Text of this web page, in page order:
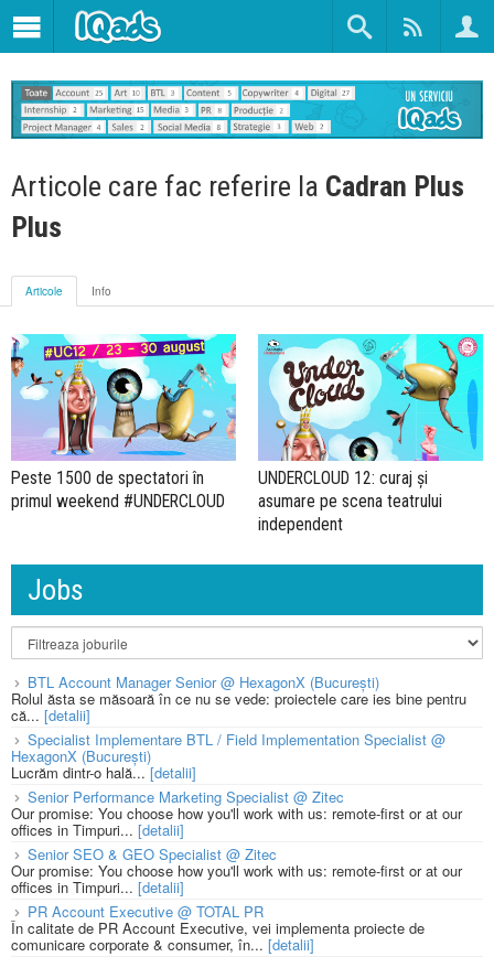
Articole care fac referire la Cadran Plus
Plus
Articole Info
Peste 1500 de spectatori în
primul weekend #UNDERCLOUD
UNDERCLOUD 12: curaj și
asumare pe scena teatrului
independent
Jobs
BTL Account Manager Senior @ HexagonX (București)
Rolul ăsta se măsoară în ce nu se vede: proiectele care ies bine pentru
că... [detalii]
Specialist Implementare BTL / Field Implementation Specialist @
HexagonX (București)
Lucrăm dintr-o hală...[detalii]
Senior Performance Marketing Specialist @ Zitec
Our promise: You choose how you'll work with us: remote-first or at our
offices in Timpuri... [detalii]
Senior SEO & GEO Specialist @ Zitec
Our promise: You choose how you'll work with us: remote-first or at our
offices in Timpuri... [detalii]
PR Account Executive @ TOTAL PR
În calitate de PR Account Executive, vei implementa proiecte de
comunicare corporate & consumer, în... [detalii]